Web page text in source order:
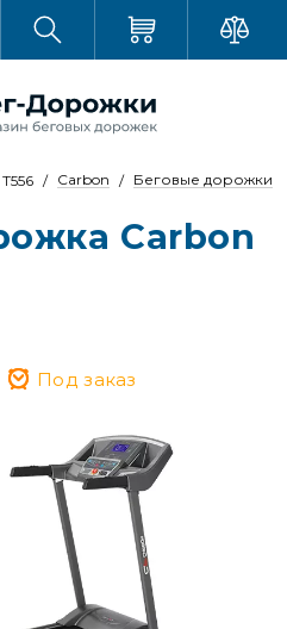
Беговые дорожки
Carbon
Carbon
Под заказ